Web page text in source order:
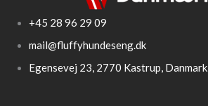
+45 28 96 29 09
mail@fluffyhundeseng.dk
Egensevej 23, 2770 Kastrup, Danmark